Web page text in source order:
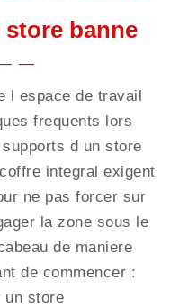
banne
l espace de travail
frequents lors
d un store
integral exigent
ne pas forcer sur
la zone sous le
de maniere
de commencer :
un store